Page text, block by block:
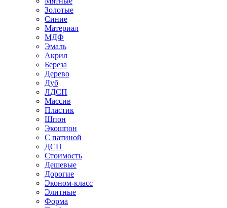
Золотые
Синие
Материал
МДФ
Эмаль
Акрил
Береза
Дерево
Дуб
ЛДСП
Массив
Пластик
Шпон
Экошпон
С патиной
ДСП
Стоимость
Дешевые
Дорогие
Эконом-класс
Элитные
Форма